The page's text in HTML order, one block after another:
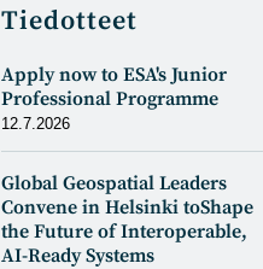
Tiedotteet
Apply now to ESA's Junior
Professional Programme
12.7.2026
Global Geospatial Leaders
Convene in Helsinki toShape
the Future of Interoperable,
AI-Ready Systems